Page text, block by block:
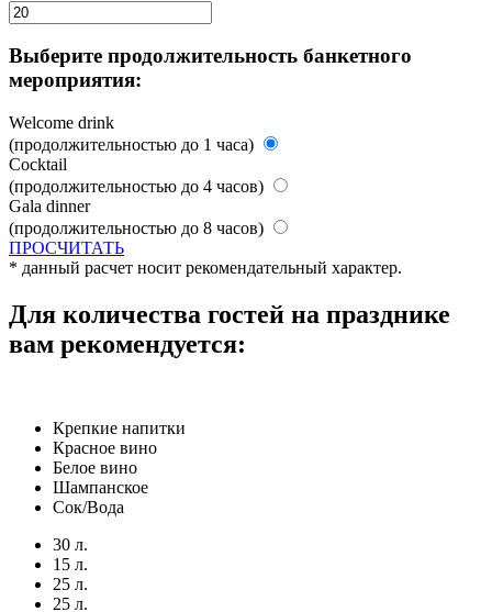
Выберите продолжительность банкетного
мероприятия:
Welcome drink
(продолжительностью до 1 часа)
Cocktail
(продолжительностью до 4 часов)
Gala dinner
(продолжительностью до 8 часов)
ПРОСЧИТАТЬ
* данный расчет носит рекомендательный характер.
Для количества гостей на празднике
вам рекомендуется:
Крепкие напитки
Красное вино
Белое вино
Шампанское
Сок/Вода
30 л.
15 л.
25 л.
25 л.